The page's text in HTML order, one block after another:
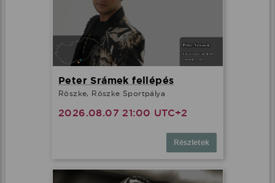
Peter Srámek fellépés
Röszke, Röszke Sportpálya
2026.08.07 21:00 UTC+2
Részletek